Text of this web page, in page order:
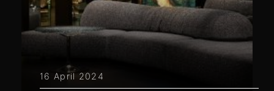
16 April 2024